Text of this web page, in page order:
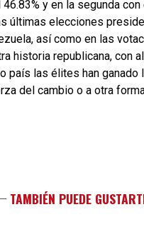
y en la segunda con
últimas elecciones
así como en las
historia republicana, con
país las élites han
del cambio o a otra
TAMBIÉN PUEDE